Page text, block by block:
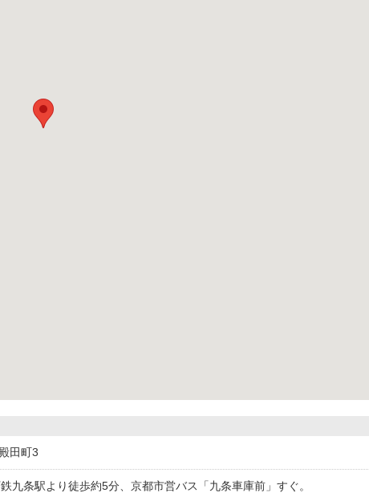
田町3
九条駅より徒歩約5分、京都市営バス「九条車庫前」すぐ。